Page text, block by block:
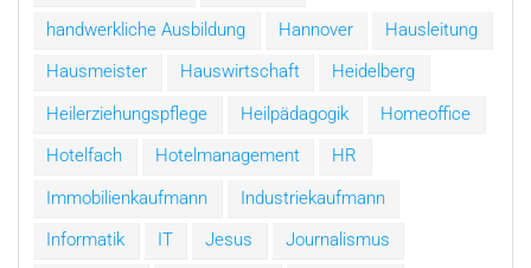
handwerkliche Ausbildung
Hannover
Hausleitung
Hausmeister
Hauswirtschaft
Heidelberg
Heilerziehungspflege
Heilpädagogik
Homeoffice
Hotelfach
Hotelmanagement
HR
Immobilienkaufmann
Industriekaufmann
Informatik
IT Jesus
Journalismus